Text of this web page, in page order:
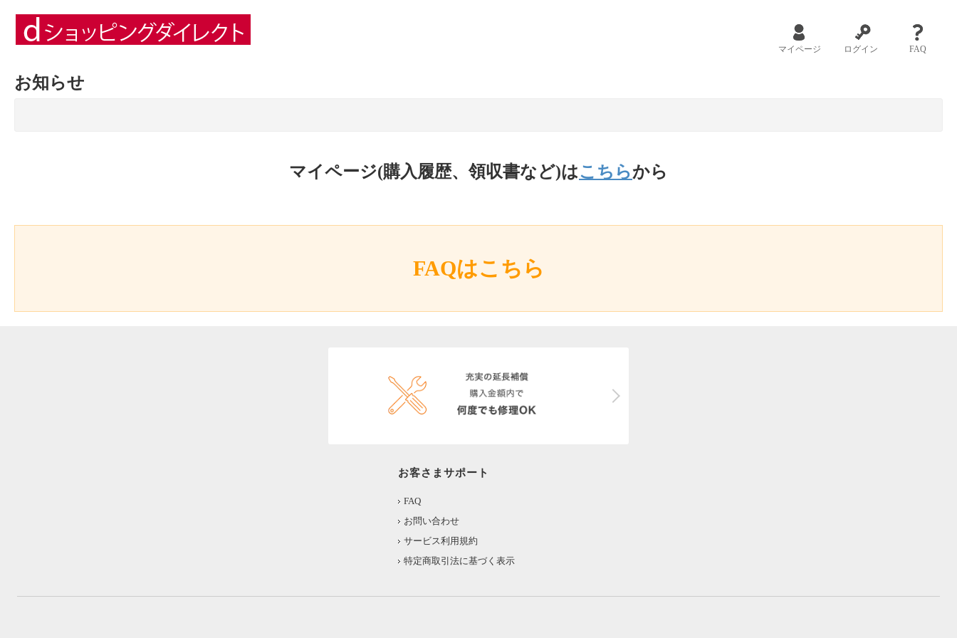
マイページ ログイン FAQ
お知らせ
マイページ(購入履歴、領収書など)はこちらから
FAQはこちら
お客さまサポート
FAQ
お問い合わせ
サービス利用規約
特定商取引法に基づく表示